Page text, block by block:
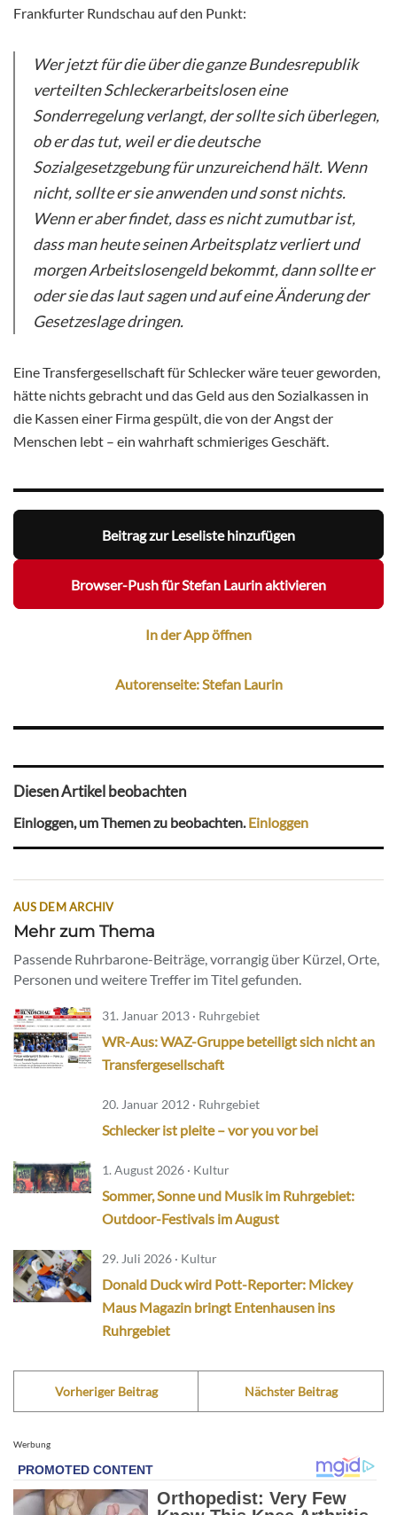
Frankfurter Rundschau auf den Punkt:
Wer jetzt für die über die ganze Bundesrepublik
verteilten Schleckerarbeitslosen eine
Sonderregelung verlangt, der sollte sich überlegen,
ob er das tut, weil er die deutsche
Sozialgesetzgebung für unzureichend hält. Wenn
nicht, sollte er sie anwenden und sonst nichts.
Wenn er aber findet, dass es nicht zumutbar ist,
dass man heute seinen Arbeitsplatz verliert und
morgen Arbeitslosengeld bekommt, dann sollte er
oder sie das laut sagen und auf eine Änderung der
Gesetzeslage dringen.
Eine Transfergesellschaft für Schlecker wäre teuer geworden,
hätte nichts gebracht und das Geld aus den Sozialkassen in
die Kassen einer Firma gespült, die von der Angst der
Menschen lebt – ein wahrhaft schmieriges Geschäft.
Beitrag zur Leseliste hinzufügen
Browser-Push für Stefan Laurin aktivieren
In der App öffnen
Autorenseite: Stefan Laurin
Diesen Artikel beobachten
Einloggen, um Themen zu beobachten.Einloggen
AUS DEM ARCHIV
Mehr zum Thema
Passende Ruhrbarone-Beiträge, vorrangig über Kürzel, Orte,
Personen und weitere Treffer im Titel gefunden.
31. Januar 2013 · Ruhrgebiet
WR-Aus: WAZ-Gruppe beteiligt sich nicht an
Transfergesellschaft
20. Januar 2012 · Ruhrgebiet
Schlecker ist pleite – vor you vor bei
1. August 2026 · Kultur
Sommer, Sonne und Musik im Ruhrgebiet:
Outdoor-Festivals im August
29. Juli 2026 · Kultur
Donald Duck wird Pott-Reporter: Mickey
Maus Magazin bringt Entenhausen ins
Ruhrgebiet
Vorheriger Beitrag Nächster Beitrag
Werbung